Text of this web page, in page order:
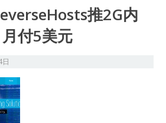
推2G内
付5美元